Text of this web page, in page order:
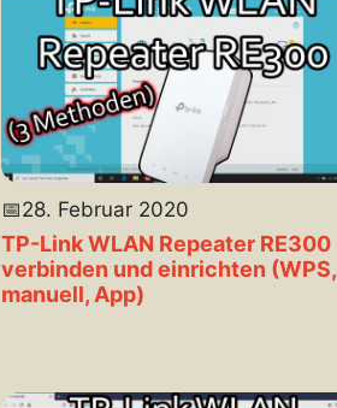
📅28. Februar 2020
TP-Link WLAN Repeater RE300
verbinden und einrichten (WPS,
manuell, App)